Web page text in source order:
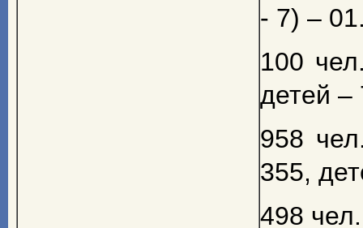
- 7) –
100
детей –
958
355,
498